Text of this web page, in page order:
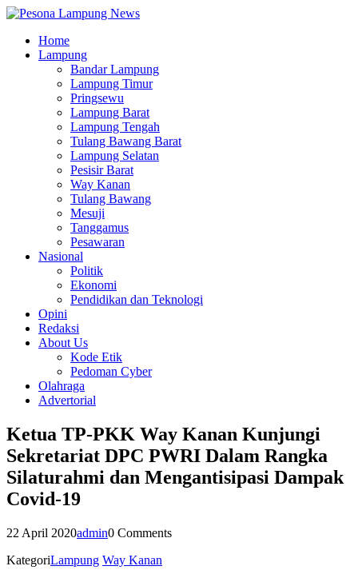
Home
Lampung
Bandar Lampung
Lampung Timur
Pringsewu
Lampung Barat
Lampung Tengah
Tulang Bawang Barat
Lampung Selatan
Pesisir Barat
Way Kanan
Tulang Bawang
Mesuji
Tanggamus
Pesawaran
Nasional
Politik
Ekonomi
Pendidikan dan Teknologi
Opini
Redaksi
About Us
Kode Etik
Pedoman Cyber
Olahraga
Advertorial
Ketua TP-PKK Way Kanan Kunjungi
Sekretariat DPC PWRI Dalam Rangka
Silaturahmi dan Mengantisipasi Dampak
Covid-19
22 April 2020admin0 Comments
KategoriLampung Way Kanan